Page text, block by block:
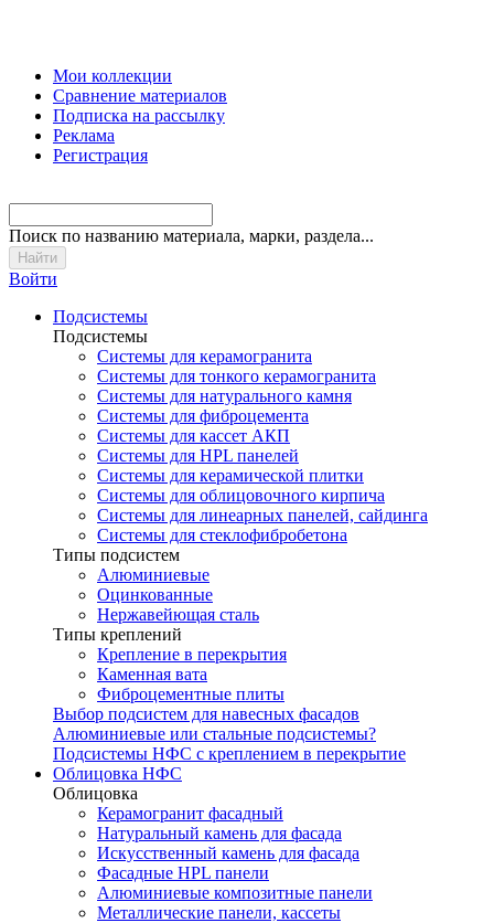
Мои коллекции
Сравнение материалов
Подписка на рассылку
Реклама
Регистрация
Поиск по названию материала, марки, раздела...
Войти
Подсистемы
Подсистемы
Системы для керамогранита
Системы для тонкого керамогранита
Системы для натурального камня
Системы для фиброцемента
Системы для кассет АКП
Системы для HPL панелей
Системы для керамической плитки
Системы для облицовочного кирпича
Системы для линеарных панелей, сайдинга
Системы для стеклофибробетона
Типы подсистем
Алюминиевые
Оцинкованные
Нержавейющая сталь
Типы креплений
Крепление в перекрытия
Каменная вата
Фиброцементные плиты
Выбор подсистем для навесных фасадов
Алюминиевые или стальные подсистемы?
Подсистемы НФС с креплением в перекрытие
Облицовка НФС
Облицовка
Керамогранит фасадный
Натуральный камень для фасада
Искусственный камень для фасада
Фасадные HPL панели
Алюминиевые композитные панели
Металлические панели, кассеты